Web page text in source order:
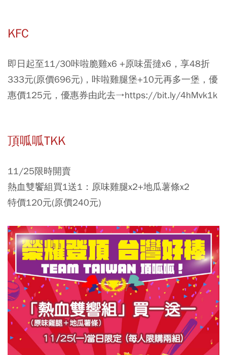
KFC
即日起至11/30咔啦脆雞x6 +原味蛋撻x6，享48折
333元(原價696元)，咔啦雞腿堡+10元再多一堡，優
惠價125元，優惠券由此去→https://bit.ly/4hMvk1k
頂呱呱TKK
11/25限時開賣
熱血雙饗組買1送1：原味雞腿x2+地瓜薯條x2
特價120元(原價240元)